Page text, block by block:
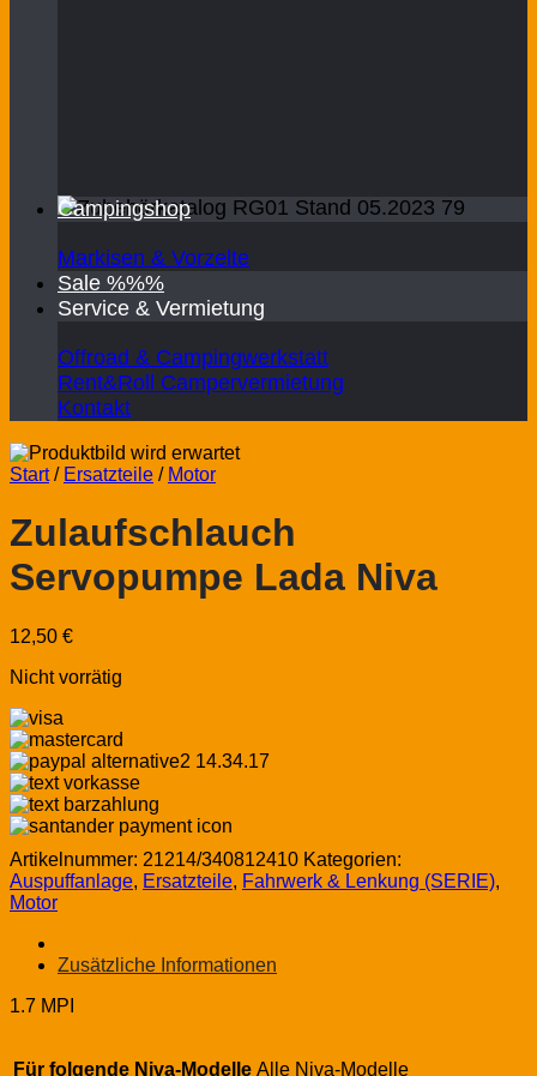
Campingshop
Markisen & Vorzelte
Sale %%%
Service & Vermietung
Offroad & Campingwerkstatt
Rent&Roll Campervermietung
Kontakt
Start / Ersatzteile / Motor
Zulaufschlauch
Servopumpe Lada Niva
12,50 €
Nicht vorrätig
Artikelnummer: 21214/340812410 Kategorien:
Auspuffanlage, Ersatzteile, Fahrwerk & Lenkung (SERIE),
Motor
Zusätzliche Informationen
1.7 MPI
Für folgende Niva-Modelle Alle Niva-Modelle